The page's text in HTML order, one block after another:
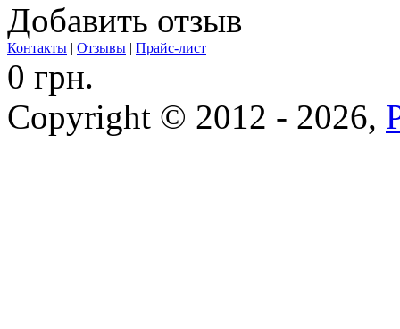
Добавить отзыв
Контакты | Отзывы | Прайс-лист
0 грн.
Copyright © 2012 - 2026,